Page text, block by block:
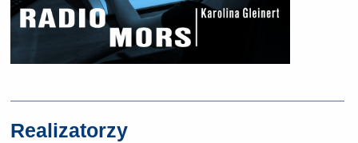
Realizatorzy